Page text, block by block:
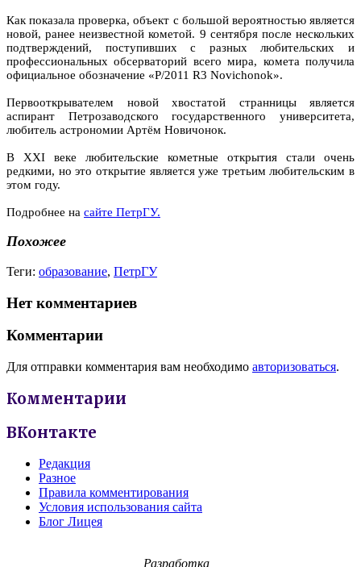
Как показала проверка, объект с большой вероятностью является
новой, ранее неизвестной кометой. 9 сентября после нескольких
подтверждений, поступивших с разных любительских и
профессиональных обсерваторий всего мира, комета получила
официальное обозначение «P/2011 R3 Novichonok».
Первооткрывателем новой хвостатой странницы является
аспирант Петрозаводского государственного университета,
любитель астрономии Артём Новичонок.
В XXI веке любительские кометные открытия стали очень
редкими, но это открытие является уже третьим любительским в
этом году.
Подробнее на сайте ПетрГУ.
Похожее
Теги: образование, ПетрГУ
Нет комментариев
Комментарии
Для отправки комментария вам необходимо авторизоваться.
Комментарии
ВКонтакте
Редакция
Разное
Правила комментирования
Условия использования сайта
Блог Лицея
Разработка